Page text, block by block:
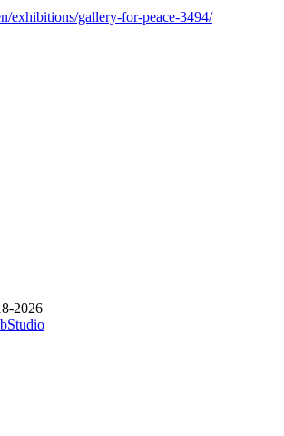
exhibitions/gallery-for-peace-3494/
2026